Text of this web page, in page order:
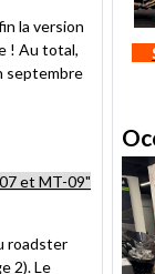
la version
! Au total,
septembre
et MT-09"
roadster
2). Le